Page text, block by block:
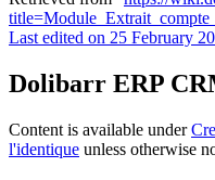
Last edited on 25 February
Dolibarr ERP
Content is available under
l'identique unless otherwise